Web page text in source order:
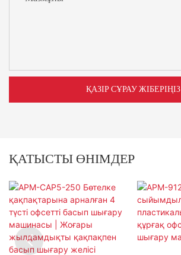
ҚАЗІР СҰРАУ ЖІБЕРІҢІЗ
ҚАТЫСТЫ ӨНІМДЕР